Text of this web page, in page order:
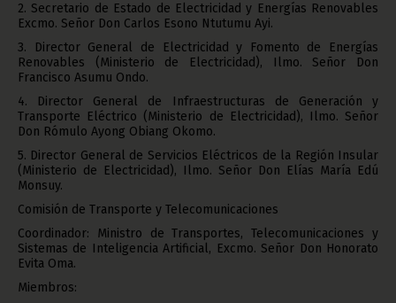
2. Secretario de Estado de Electricidad y Energías Renovables
Excmo. Señor Don Carlos Esono Ntutumu Ayi.
3. Director General de Electricidad y Fomento de Energías
Renovables (Ministerio de Electricidad), Ilmo. Señor Don
Francisco Asumu Ondo.
4. Director General de Infraestructuras de Generación y
Transporte Eléctrico (Ministerio de Electricidad), Ilmo. Señor
Don Rómulo Ayong Obiang Okomo.
5. Director General de Servicios Eléctricos de la Región Insular
(Ministerio de Electricidad), Ilmo. Señor Don Elías María Edú
Monsuy.
Comisión de Transporte y Telecomunicaciones
Coordinador: Ministro de Transportes, Telecomunicaciones y
Sistemas de Inteligencia Artificial, Excmo. Señor Don Honorato
Evita Oma.
Miembros: